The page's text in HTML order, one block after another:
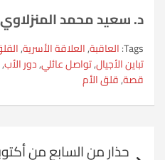
د. سعيد محمد المنزلاوي
Tags: العاقبة,العلاقة الأسرية,
تباين الأجيال,تواصل عائلي,دور الأب,
قصة,قلق الأم